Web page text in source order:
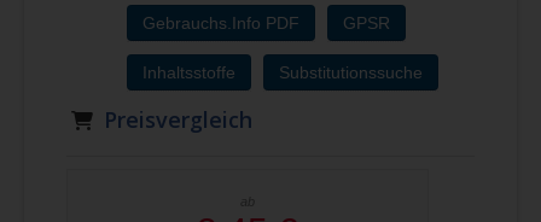
Gebrauchs.Info PDF GPSR
Inhaltsstoffe Substitutionssuche
Preisvergleich
ab